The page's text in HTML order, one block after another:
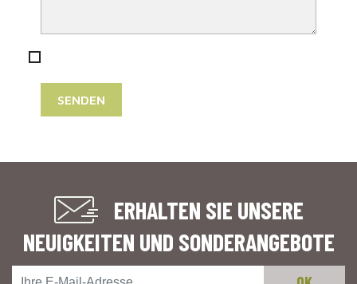
ERHALTEN SIE UNSERE
NEUIGKEITEN UND SONDERANGEBOTE